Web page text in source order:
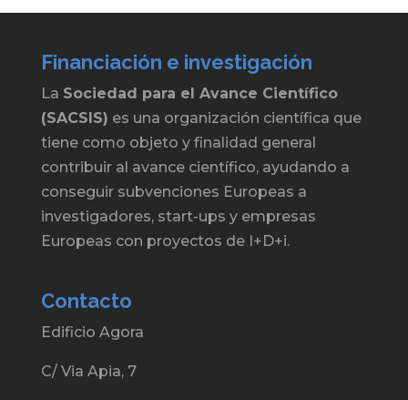
Financiación e investigación
La Sociedad para el Avance Científico
(SACSIS) es una organización científica que
tiene como objeto y finalidad general
contribuir al avance científico, ayudando a
conseguir subvenciones Europeas a
investigadores, start-ups y empresas
Europeas con proyectos de I+D+i.
Contacto
Edificio Agora
C/ Via Apia, 7